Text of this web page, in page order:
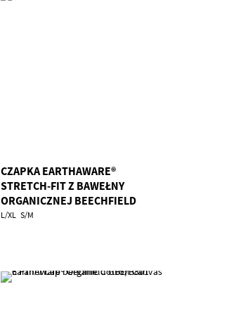
CZAPKA EARTHAWARE®
STRETCH-FIT Z BAWEŁNY
ORGANICZNEJ BEECHFIELD
GBE/B803
L/XL S/M